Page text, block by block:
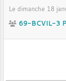
Le dimanche 18
69-BCVIL-3